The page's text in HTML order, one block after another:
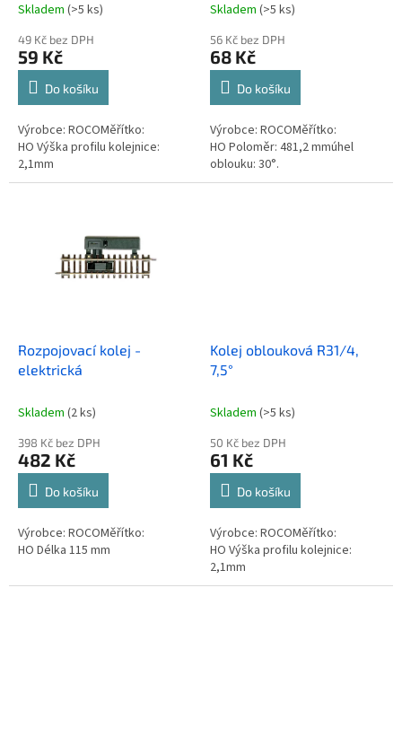
Skladem (>5 ks)
49 Kč bez DPH
59 Kč
Do košíku
Výrobce: ROCOMěřítko:
HO Výška profilu kolejnice:
2,1mm
Skladem (>5 ks)
56 Kč bez DPH
68 Kč
Do košíku
Výrobce: ROCOMěřítko:
HO Poloměr: 481,2 mmúhel
oblouku: 30°.
Rozpojovací kolej -
elektrická
Skladem (2 ks)
398 Kč bez DPH
482 Kč
Do košíku
Výrobce: ROCOMěřítko:
HO Délka 115 mm
Kolej oblouková R31/4,
7,5°
Skladem (>5 ks)
50 Kč bez DPH
61 Kč
Do košíku
Výrobce: ROCOMěřítko:
HO Výška profilu kolejnice:
2,1mm